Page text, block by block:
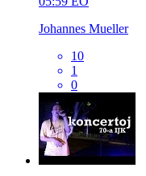
Johannes Mueller
10
1
0